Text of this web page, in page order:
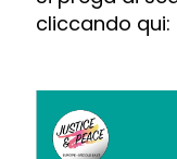
cliccando qui: